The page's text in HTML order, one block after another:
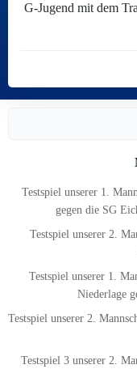
G-Jugend mit dem
Testspiel unserer 1.
gegen die SG
Testspiel unserer 2.
Testspiel unserer 1.
Niederlage
Testspiel unserer 2.
Testspiel 3 unserer 2.